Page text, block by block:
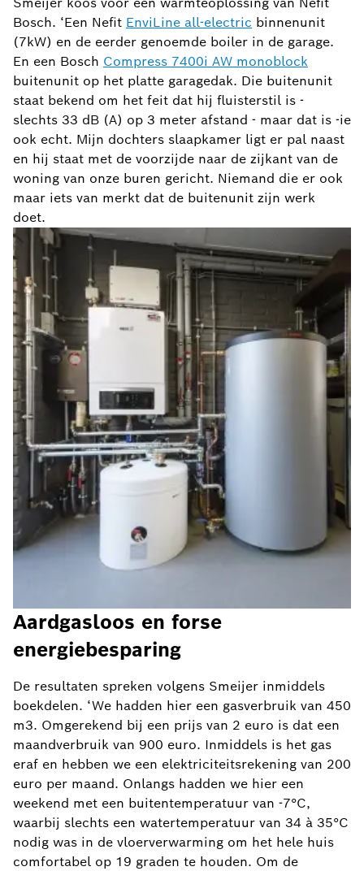
Bosch. ‘Een Nefit EnviLine all-electric binnenunit
(7kW) en de eerder genoemde boiler in de garage.
En een Bosch Compress 7400i AW monoblock
buitenunit op het platte garagedak. Die buitenunit
staat bekend om het feit dat hij fluisterstil is -
slechts 33 dB (A) op 3 meter afstand - maar dat is -ie
ook echt. Mijn dochters slaapkamer ligt er pal naast
en hij staat met de voorzijde naar de zijkant van de
woning van onze buren gericht. Niemand die er ook
maar iets van merkt dat de buitenunit zijn werk
doet.
Aardgasloos en forse
energiebesparing
De resultaten spreken volgens Smeijer inmiddels
boekdelen. ‘We hadden hier een gasverbruik van 450
m3. Omgerekend bij een prijs van 2 euro is dat een
maandverbruik van 900 euro. Inmiddels is het gas
eraf en hebben we een elektriciteitsrekening van 200
euro per maand. Onlangs hadden we hier een
weekend met een buitentemperatuur van -7°C,
waarbij slechts een watertemperatuur van 34 à 35°C
nodig was in de vloerverwarming om het hele huis
comfortabel op 19 graden te houden. Om de